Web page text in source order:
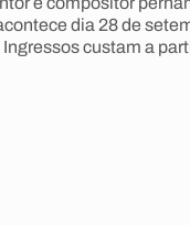
dia 28 de
custam a